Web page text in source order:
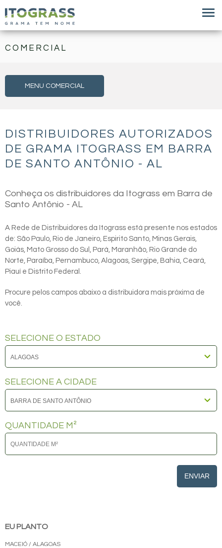
COMERCIAL
MENU COMERCIAL
DISTRIBUIDORES AUTORIZADOS
DE GRAMA ITOGRASS EM BARRA
DE SANTO ANTÔNIO - AL
Conheça os distribuidores da Itograss em Barra de
Santo Antônio - AL
A Rede de Distribuidores da Itograss está presente nos estados
de: São Paulo, Rio de Janeiro, Espirito Santo, Minas Gerais,
Goiás, Mato Grosso do Sul, Pará, Maranhão, Rio Grande do
Norte, Paraíba, Pernambuco, Alagoas, Sergipe, Bahia, Ceará,
Piauí e Distrito Federal.
Procure pelos campos abaixo a distribuidora mais próxima de
você.
SELECIONE O ESTADO
SELECIONE A CIDADE
QUANTIDADE M²
ENVIAR
EU PLANTO
MACEIÓ / ALAGOAS